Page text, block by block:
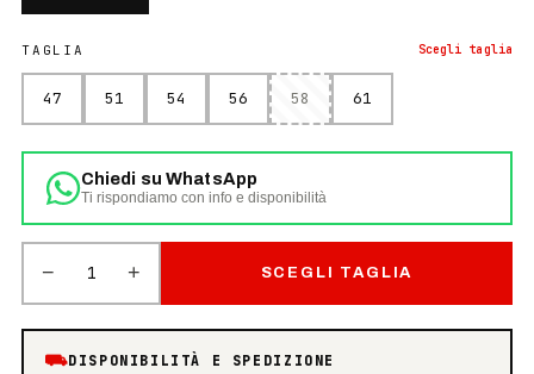
TAGLIA Scegli taglia
47 51 54 56 58 61
Chiedi su WhatsApp
Ti rispondiamo con info e disponibilità
− 1 + SCEGLI TAGLIA
⛟DISPONIBILITÀ E SPEDIZIONE